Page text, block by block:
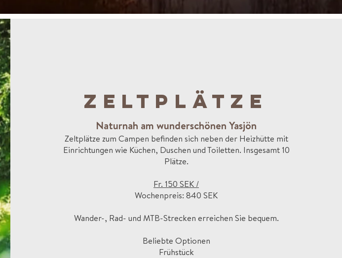
ZELTPLÄTZE
Naturnah am wunderschönen Yasjön
Zeltplätze zum Campen befinden sich neben der Heizhütte mit
Einrichtungen wie Küchen, Duschen und Toiletten. Insgesamt 10
Plätze.
Fr. 150 SEK /
Wochenpreis: 840 SEK
Wander-, Rad- und MTB-Strecken erreichen Sie bequem.
Beliebte Optionen
Frühstück